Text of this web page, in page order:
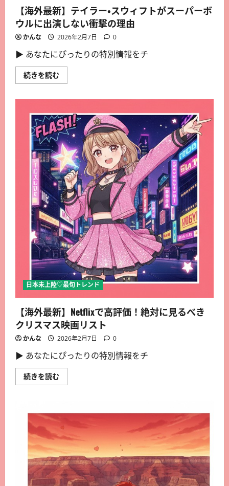
【海外最新】テイラー・スウィフトがスーパーボ
ウルに出演しない衝撃の理由
かんな 2026年2月7日 0
▶︎ あなたにぴったりの特別情報をチ
続きを読む
日本未上陸♡最旬トレンド
【海外最新】Netflixで高評価！絶対に見るべき
クリスマス映画リスト
かんな 2026年2月7日 0
▶︎ あなたにぴったりの特別情報をチ
続きを読む